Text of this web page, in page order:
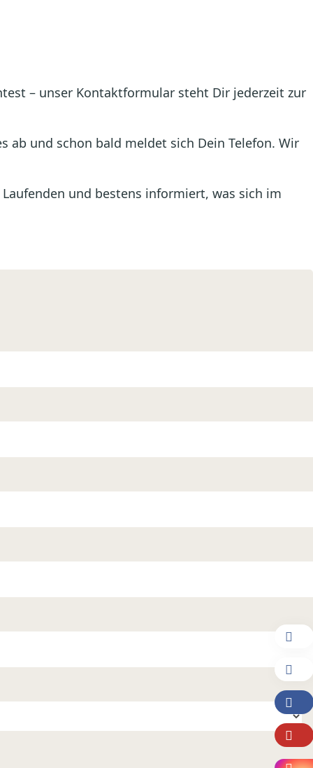
– unser Kontaktformular steht Dir jederzeit zur
ab und schon bald meldet sich Dein Telefon. Wir
und bestens informiert, was sich im